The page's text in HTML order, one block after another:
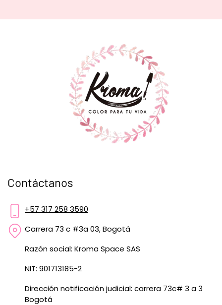
Contáctanos
+57 317 258 3590
Carrera 73 c #3a 03, Bogotá
Razón social: Kroma Space SAS
NIT: 901713185-2
Dirección notificación judicial: carrera 73c# 3 a 3
Bogotá